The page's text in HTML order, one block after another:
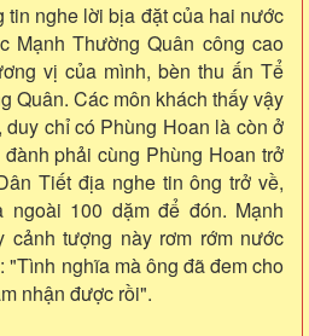
tin nghe lời bịa đặt của hai nước
Mạnh Thường Quân công cao
vị của mình, bèn thu ấn Tể
Quân. Các môn khách thấy vậy
chỉ có Phùng Hoan là còn ở
phải cùng Phùng Hoan trở
Tiết địa nghe tin ông trở về,
100 dặm để đón. Mạnh
cảnh tượng này rơm rớm nước
"Tình nghĩa mà ông đã đem cho
nhận được rồi".